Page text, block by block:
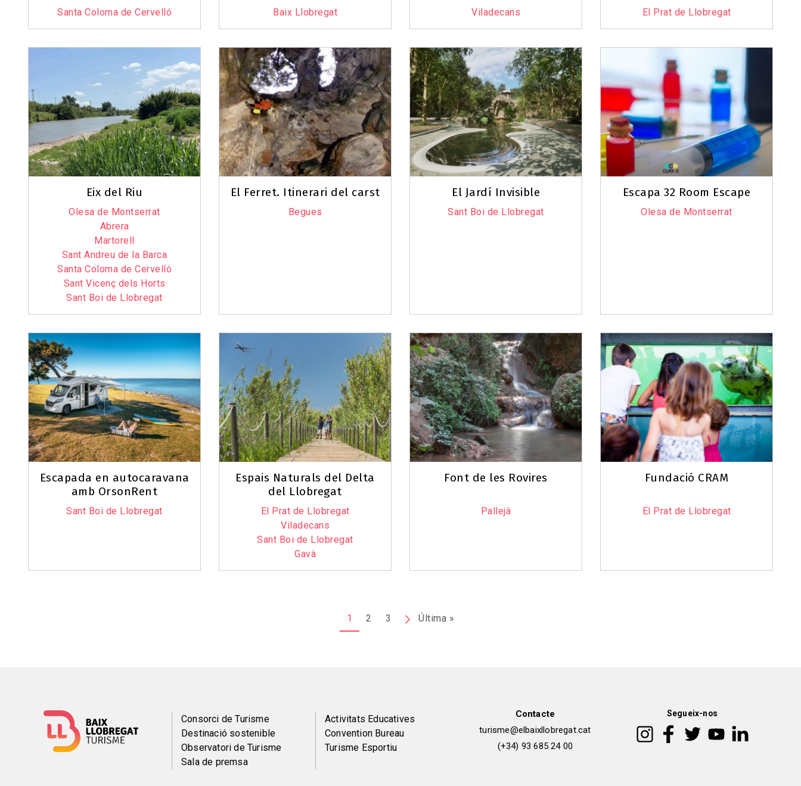
Santa Coloma de Cervelló
Baix Llobregat
Viladecans El Prat de Llobregat
Eix del Riu
Olesa de Montserrat
Abrera
Martorell
Sant Andreu de la Barca
Santa Coloma de Cervelló
Sant Vicenç dels Horts
Sant Boi de Llobregat
El Ferret. Itinerari del carst
Begues
El Jardí Invisible
Sant Boi de Llobregat
Escapa 32 Room Escape
Olesa de Montserrat
Escapada en autocaravana
amb OrsonRent
Sant Boi de Llobregat
Espais Naturals del Delta
del Llobregat
El Prat de Llobregat
Viladecans
Sant Boi de Llobregat
Gavà
Font de les Rovires
Pallejà
Fundació CRAM
El Prat de Llobregat
1 2 3
Pàgina
Última »
Menú
del
Consorci de Turisme
Destinació sostenible
Observatori de Turisme
Sala de premsa
Peu
de
Activitats Educatives
Convention Bureau
Turisme Esportiu
Contacte
turisme@elbaixllobregat.cat
(+34) 93 685 24 00
Segueix-nos